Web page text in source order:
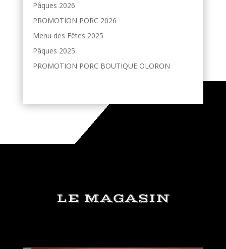
Pâques 2026
PROMOTION PORC 2026
Menu des Fêtes 2025
Pâques 2025
PROMOTION PORC BOUTIQUE OLORON
LE MAGASIN